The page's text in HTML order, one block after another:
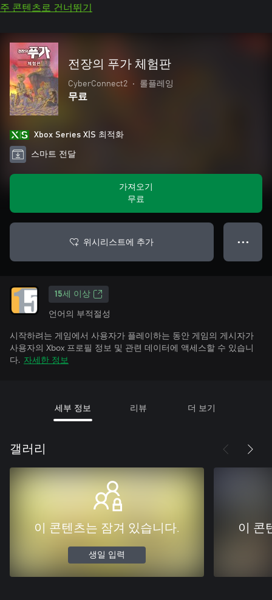
주 콘텐츠로 건너뛰기
전장의 푸가 체험판
CyberConnect2 • 롤플레잉
무료
Xbox Series X|S 최적화
스마트 전달
가져오기
무료
위시리스트에 추가 ● ● ●
15세 이상
언어의 부적절성
시작하려는 게임에서 사용자가 플레이하는 동안 게임의 게시자가
사용자의 Xbox 프로필 정보 및 관련 데이터에 액세스할 수 있습니
다. 자세한 정보
세부 정보 리뷰 더 보기
갤러리
이 콘텐츠는 잠겨 있습니다.
생일 입력
이 콘